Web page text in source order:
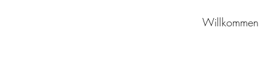
Willkommen